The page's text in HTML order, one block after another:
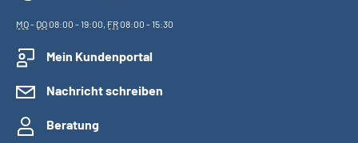
MO- DO08:00 - 19:00, FR08:00 - 15:30
Mein Kundenportal
Nachricht schreiben
Beratung